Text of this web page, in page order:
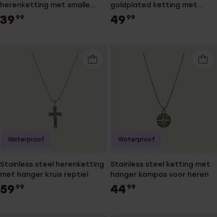
herenketting met smalle
hanger plaat
39 99
goldplated ketting met
hanger plaat mat voor heren
49 99
Stainless steel herenketting
met hanger kruis reptiel
59 99
Waterproof
Stainless steel ketting met
hanger kompas voor heren
44 99
Waterproof